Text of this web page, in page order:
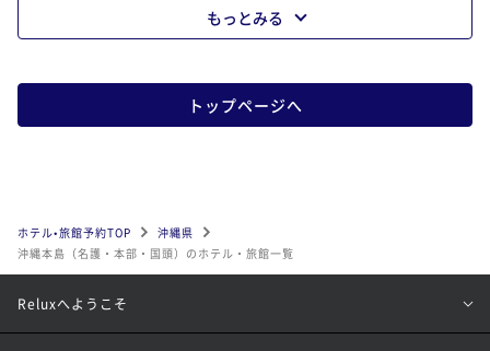
もっとみる
トップページへ
ホテル•旅館予約TOP
沖縄県
沖縄本島（名護・本部・国頭）のホテル・旅館一覧
Reluxへようこそ